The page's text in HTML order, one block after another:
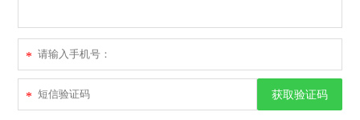
*
* 获取验证码